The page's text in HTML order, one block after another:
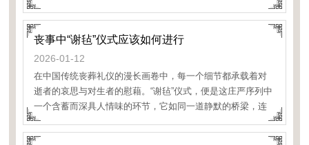
围。近年来，随着电子设备深度融入生活，一个看似平常却
值得深思的现象引起了人们的注意：在葬礼现场，应避免出
现正在充
丧事中“谢毡”仪式应该如何进行
2026-01-12
在中国传统丧葬礼仪的漫长画卷中，每一个细节都承载着对
逝者的哀思与对生者的慰藉。“谢毡”仪式，便是这庄严序列中
一个含蓄而深具人情味的环节，它如同一道静默的桥梁，连
接着主家的悲恸与亲友的温情，在肃穆的氛围中传